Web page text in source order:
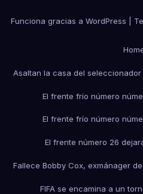
Funciona gracias a WordPress
Asaltan la casa del
El frente frío número
El frente frío número
El frente número 26
Fallece Bobby Cox, exmánager
FIFA se encamina a un